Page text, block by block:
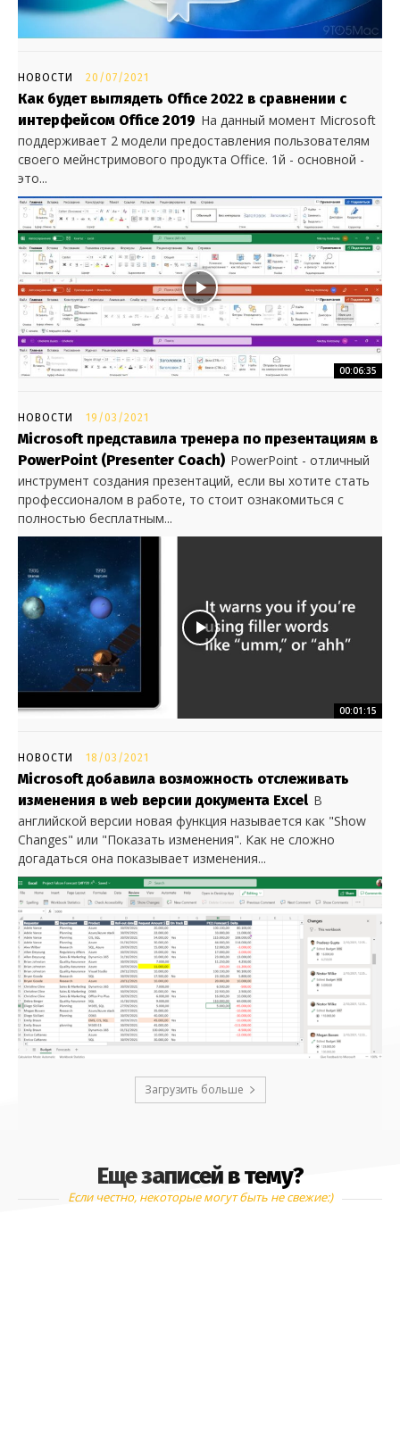
НОВОСТИ 20/07/2021
Как будет выглядеть Office 2022 в сравнении с
интерфейсом Office 2019 На данный момент Microsoft
поддерживает 2 модели предоставления пользователям
своего мейнстримового продукта Office. 1й - основной -
это...
00:06:35
НОВОСТИ 19/03/2021
Microsoft представила тренера по презентациям в
PowerPoint (Presenter Coach) PowerPoint - отличный
инструмент создания презентаций, если вы хотите стать
профессионалом в работе, то стоит ознакомиться с
полностью бесплатным...
00:01:15
НОВОСТИ 18/03/2021
Microsoft добавила возможность отслеживать
изменения в web версии документа Excel В
английской версии новая функция называется как "Show
Changes" или "Показать изменения". Как не сложно
догадаться она показывает изменения...
Загрузить больше
Еще записей в тему?
Если честно, некоторые могут быть не свежие:)